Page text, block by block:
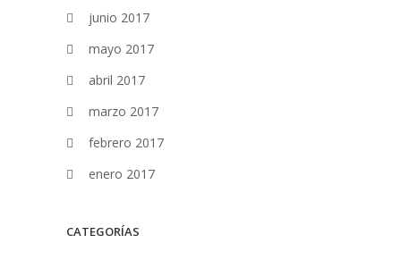
junio 2017
mayo 2017
abril 2017
marzo 2017
febrero 2017
enero 2017
CATEGORÍAS